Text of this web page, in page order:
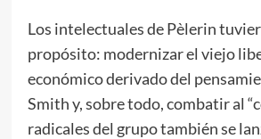
Los intelectuales de Pèlerin
propósito: modernizar el viejo
económico derivado del
Smith y, sobre todo, combatir al
radicales del grupo también se